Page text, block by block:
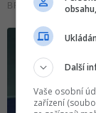
Další
Vaše osobní
zařízení